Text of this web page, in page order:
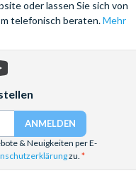
oder lassen Sie sich von
telefonisch beraten.Mehr
& Neuigkeiten per E-
zu.